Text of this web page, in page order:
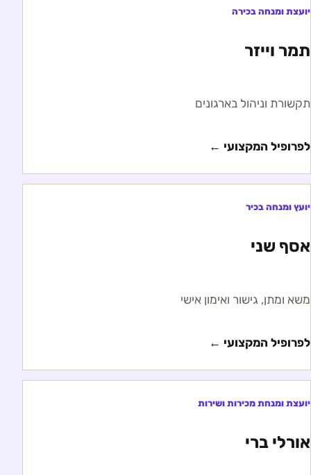
יועצת ומנחה בכירה
תמר וייזר
תקשורת וניהול בארגונים
לפרופיל המקצועי ←
יועץ ומנחה בכיר
אסף שני
משא ומתן, גישור ואימון אישי
לפרופיל המקצועי ←
יועצת ומנחת מכירות ושירות
אורלי ברי